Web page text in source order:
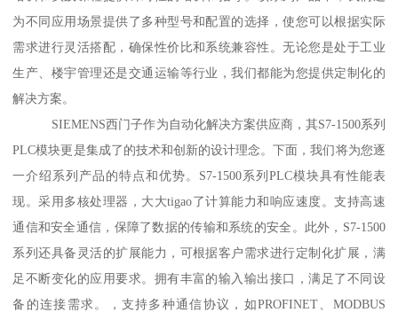
为不同应用场景提供了多种型号和配置的选择，使您可以根据实际
需求进行灵活搭配，确保性价比和系统兼容性。无论您是处于工业
生产、楼宇管理还是交通运输等行业，我们都能为您提供定制化的
解决方案。
SIEMENS西门子作为自动化解决方案供应商，其S7-1500系列
PLC模块更是集成了的技术和创新的设计理念。下面，我们将为您逐
一介绍系列产品的特点和优势。S7-1500系列PLC模块具有性能表
现。采用多核处理器，大大tigao了计算能力和响应速度。支持高速
通信和安全通信，保障了数据的传输和系统的安全。此外，S7-1500
系列还具备灵活的扩展能力，可根据客户需求进行定制化扩展，满
足不断变化的应用要求。拥有丰富的输入输出接口，满足了不同设
备的连接需求。，支持多种通信协议，如PROFINET、MODBUS